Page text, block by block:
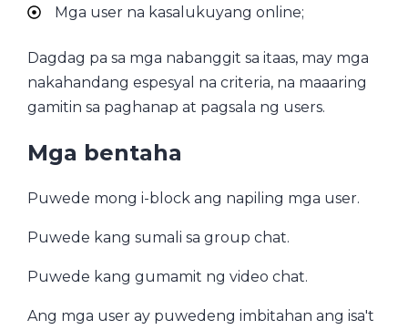
Mga user na kasalukuyang online;
Dagdag pa sa mga nabanggit sa itaas, may mga
nakahandang espesyal na criteria, na maaaring
gamitin sa paghanap at pagsala ng users.
Mga bentaha
Puwede mong i-block ang napiling mga user.
Puwede kang sumali sa group chat.
Puwede kang gumamit ng video chat.
Ang mga user ay puwedeng imbitahan ang isa't